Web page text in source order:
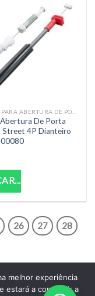
De Porta
Street 4P Dianteiro
26 27 28
DE USO
melhor experiência
estará a consentir a